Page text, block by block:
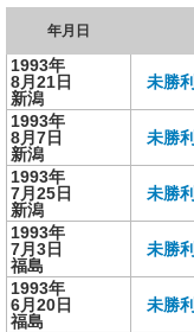
年月日
1993年
8月21日
新潟
未勝利
1993年
8月7日
新潟
未勝利
1993年
7月25日
新潟
未勝利
1993年
7月3日
福島
未勝利
1993年
6月20日
福島
未勝利